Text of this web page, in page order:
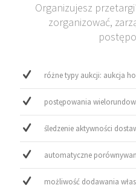
Organizujesz
zorganizować,
różne typy aukcji: aukcja
postępowania
śledzenie aktywności
automatyczne
możliwość dodawania